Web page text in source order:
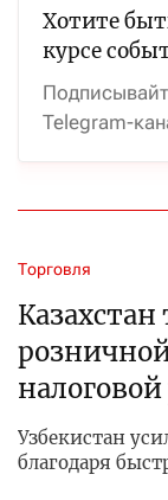
Хотите
курсе
Telegram-
Торговля
Узбекистан
благодаря